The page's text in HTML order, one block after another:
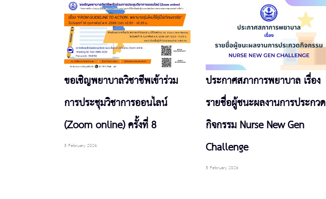
ขอเชิญพยาบาลวิชาชีพเข้าร่วม
การประชุมวิชาการออนไลน์
(Zoom online) ครั้งที่ 8
5 February 2026
ประกาศสภาการพยาบาล เรื่อง
รายชื่อผู้ชนะผลงานการประกวด
กิจกรรม Nurse New Gen
Challenge
5 February 2026